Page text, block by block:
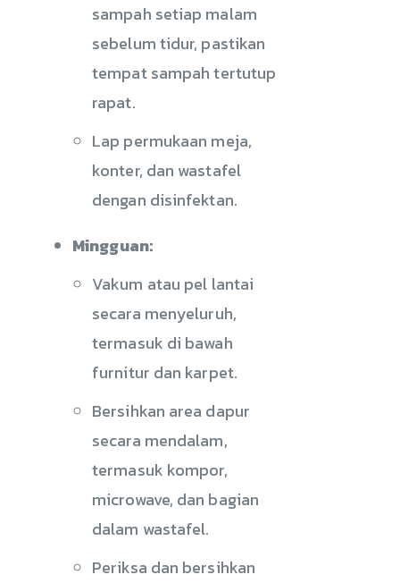
sampah setiap malam
sebelum tidur, pastikan
tempat sampah tertutup
rapat.
Lap permukaan meja,
konter, dan wastafel
dengan disinfektan.
Mingguan:
Vakum atau pel lantai
secara menyeluruh,
termasuk di bawah
furnitur dan karpet.
Bersihkan area dapur
secara mendalam,
termasuk kompor,
microwave, dan bagian
dalam wastafel.
Periksa dan bersihkan